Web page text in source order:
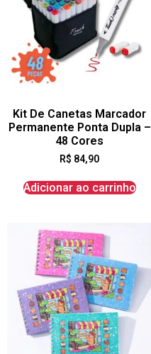
Kit De Canetas Marcador
Permanente Ponta Dupla –
48 Cores
R$ 84,90
Adicionar ao carrinho